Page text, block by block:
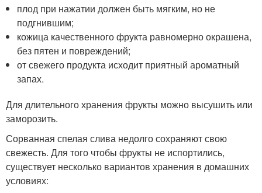
плод при нажатии должен быть мягким, но не
подгнившим;
кожица качественного фрукта равномерно окрашена,
без пятен и повреждений;
от свежего продукта исходит приятный ароматный
запах.
Для длительного хранения фрукты можно высушить или
заморозить.
Сорванная спелая слива недолго сохраняют свою
свежесть. Для того чтобы фрукты не испортились,
существует несколько вариантов хранения в домашних
условиях: